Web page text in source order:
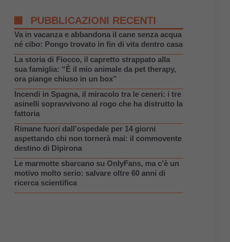
PUBBLICAZIONI RECENTI
Va in vacanza e abbandona il cane senza acqua
né cibo: Pongo trovato in fin di vita dentro casa
La storia di Fiocco, il capretto strappato alla
sua famiglia: “È il mio animale da pet therapy,
ora piange chiuso in un box”
Incendi in Spagna, il miracolo tra le ceneri: i tre
asinelli sopravvivono al rogo che ha distrutto la
fattoria
Rimane fuori dall’ospedale per 14 giorni
aspettando chi non tornerà mai: il commovente
destino di Dipirona
Le marmotte sbarcano su OnlyFans, ma c’è un
motivo molto serio: salvare oltre 60 anni di
ricerca scientifica